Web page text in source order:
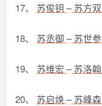
17、 苏俊钥 –苏方双
18、 苏丞御 –苏世参
19、 苏维宏 –苏洛翰
20、 苏启焕 –苏峰森